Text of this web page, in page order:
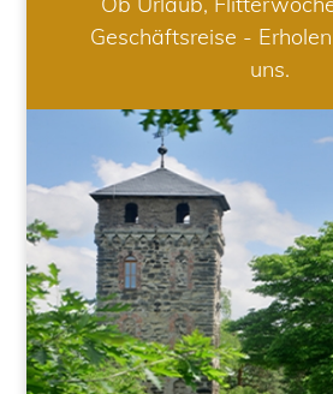
Geschäftsreise -
uns.